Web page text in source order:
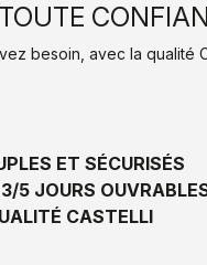
besoin, avec la qualité
ET SÉCURISÉS
5 JOURS
CASTELLI